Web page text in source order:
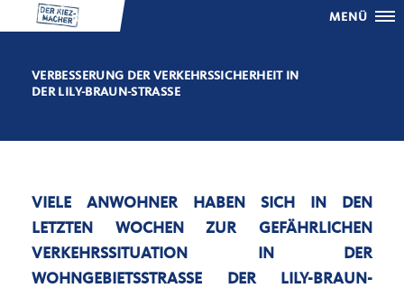
MENÜ
VERBESSERUNG DER VERKEHRSSICHERHEIT IN
DER LILY-BRAUN-STRASSE
VIELE ANWOHNER HABEN SICH IN DEN
LETZTEN WOCHEN ZUR GEFÄHRLICHEN
VERKEHRSSITUATION IN DER
WOHNGEBIETSSTRASSE DER LILY-BRAUN-S